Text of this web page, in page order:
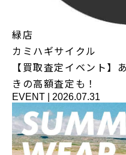
緑店
カミハギサイクル
【買取査定イベント】
きの高額査定も！
EVENT 2026.07.31